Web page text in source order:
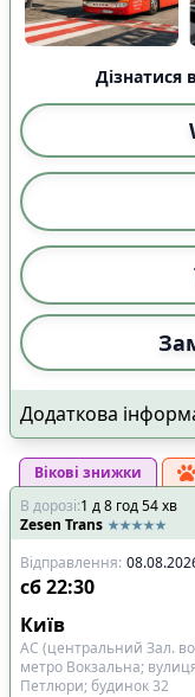
Дізнатися
Додаткова
Вікові знижки
В дорозі:1 д8 год54хв
Zesen Trans
Відправлення:
сб22:30
Київ
АС (центральний Зал.
метро Вокзальна;
Петлюри; будинок 32